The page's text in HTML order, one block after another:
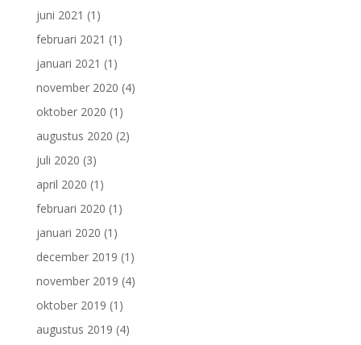
juni 2021 (1)
februari 2021 (1)
januari 2021 (1)
november 2020 (4)
oktober 2020 (1)
augustus 2020 (2)
juli 2020 (3)
april 2020 (1)
februari 2020 (1)
januari 2020 (1)
december 2019 (1)
november 2019 (4)
oktober 2019 (1)
augustus 2019 (4)